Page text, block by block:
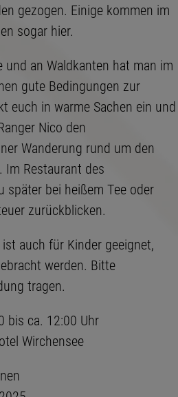
gezogen. Einige kommen im
sogar hier.
und an Waldkanten hat man im
gute Bedingungen zur
euch in warme Sachen ein und
Nico den
Wanderung rund um den
Im Restaurant des
später bei heißem Tee oder
zurückblicken.
auch für Kinder geeignet,
werden. Bitte
tragen.
bis ca. 12:00 Uhr
Wirchensee